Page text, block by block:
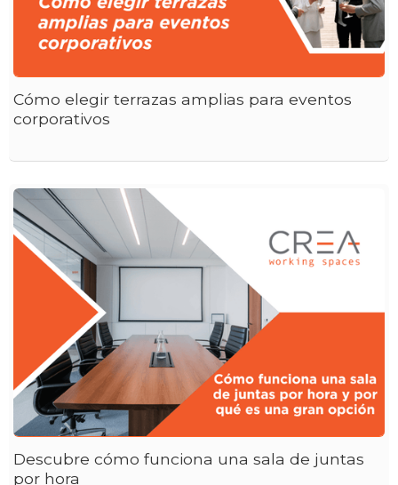
Cómo elegir terrazas amplias para eventos
corporativos
Descubre cómo funciona una sala de juntas
por hora